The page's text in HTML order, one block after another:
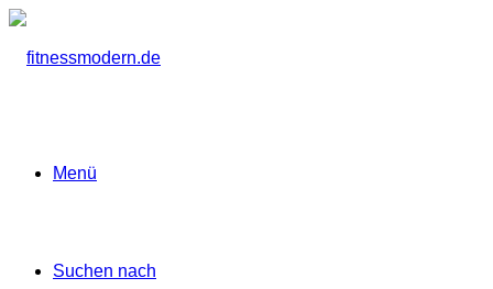
Menü
Suchen nach